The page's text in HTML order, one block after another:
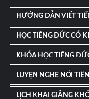
HƯỚNG DẪN VIẾT
HỌC TIẾNG ĐỨC CÓ
KHÓA HỌC TIẾNG
LUYỆN NGHE NÓI
LỊCH KHAI GIẢNG